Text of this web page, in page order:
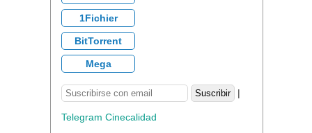
1Fichier
BitTorrent
Mega
|
Telegram Cinecalidad